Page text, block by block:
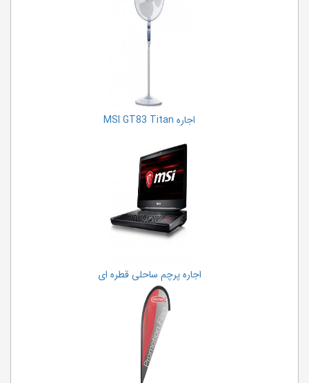
اجاره MSI GT83 Titan
اجاره پرچم ساحلی قطره ای